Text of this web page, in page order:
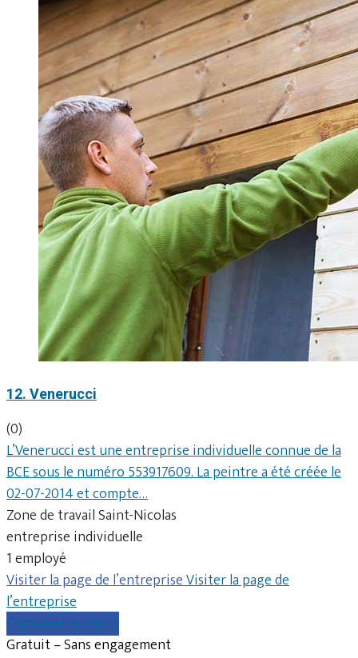
12. Venerucci
(0)
L’Venerucci est une entreprise individuelle connue de la
BCE sous le numéro 553917609. La peintre a été créée le
02-07-2014 et compte…
Zone de travail Saint-Nicolas
entreprise individuelle
1 employé
Visiter la page de l’entrepriseVisiter la page de
l’entreprise
Comparer les devis
Gratuit – Sans engagement